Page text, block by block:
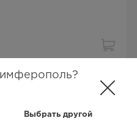
Выбрать другой
1-3 из 3